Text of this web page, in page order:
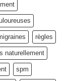
règles
naturellement
spm